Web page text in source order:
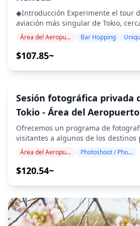
etc.), **verificamos si los espacios
relevantes (espacios privados/
disponibles** - La disponibilidad
obtención de un lugar** (los
(Acompañamiento en el Lugar)** - El día de la sesión de
fotos, **organizamos y
intérprete** - Brindamos apoyo en
comprensión de las reglas y los
encuentro, el transporte y la
que incluso los participantes
disfrutar de la experiencia con
idiomas disponibles pueden variar
**3) Explicación de las Reglas
Soporte para la Resolución de
**Organizamos y explicamos
adelantado** las reglas específicas
fotos (por ejemplo, áreas de
libre.
(sentadillas profundas), suriashi
deslizante), teppo (golpes de
(prácticas de embestida). Una vez
básico, sube al ring para combatir
instrucción se ofrece tanto en
no se requiere experiencia previa.
entusiasta de las artes marciales o
curiosidad por el sumo, esta es una
para vivir de primera mano la
deporte japonés.
◆Introducción Experimente el tour
aviación más singular de Tokio,
Haneda. Disfrute de cervezas
y cócteles creativos mientras
despegan y aterrizan en uno de los
aviación, viajeros en tránsito y
temáticos de aviación con vistas a la
la cerveza artesanal elaborada en el
para observar aviones ・Tour en
un máximo de 8 participantes ・
aeropuerto y especialidades locales
escalas o experiencias únicas en Tokio ◆Incluido
bebidas en cada uno de los 3
cerveza artesanal in situ ・
izakaya con especialidades
aviones ・Guía de habla inglesa
aviación ◆No incluido ・Traslado al aeropuerto (se
Área del Aeropuerto de Haneda Bar Hopping
$107.85~